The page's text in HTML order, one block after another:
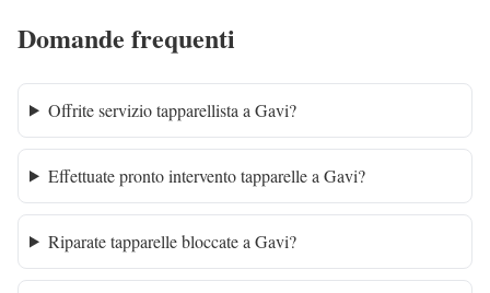
Domande frequenti
Offrite servizio tapparellista a Gavi?
Effettuate pronto intervento tapparelle a Gavi?
Riparate tapparelle bloccate a Gavi?